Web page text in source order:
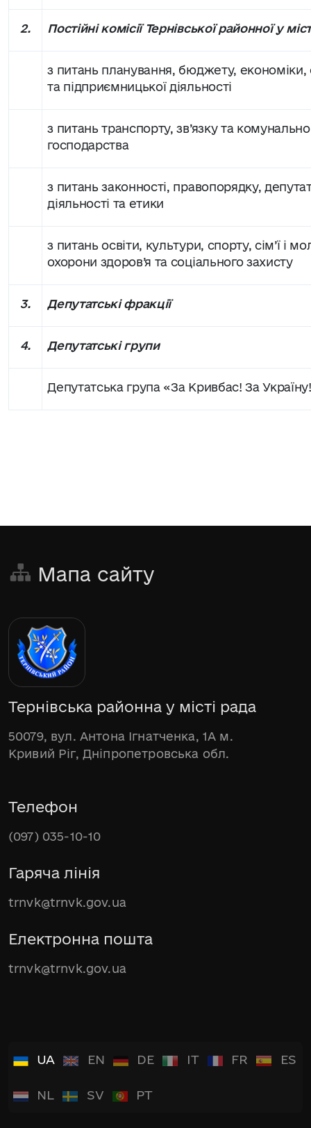
2. Постійні комісії Тернівської районної у
з питань планування, бюджету, економіки,
та підприємницької діяльності
з питань транспорту, зв’язку та
господарства
з питань законності, правопорядку,
діяльності та етики
з питань освіти, культури, спорту, сім’ї і
охорони здоров’я та соціального захисту
3. Депутатські фракції
4. Депутатські групи
Депутатська група «За Кривбас! За
Мапа сайту
Тернівська районна у місті рада
50079, вул. Антона Ігнатченка, 1А м.
Кривий Ріг, Дніпропетровська обл.
Телефон
(097) 035-10-10
Гаряча лінія
trnvk@trnvk.gov.ua
Електронна пошта
trnvk@trnvk.gov.ua
UA EN DE IT FR ES
NL SV PT